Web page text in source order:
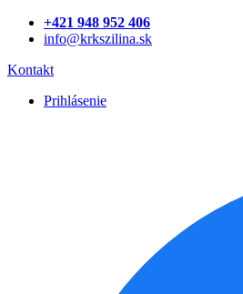
+421 948 952 406
info@krkszilina.sk
Kontakt
Prihlásenie